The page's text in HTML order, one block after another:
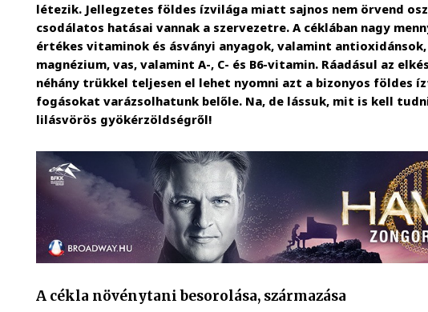
létezik. Jellegzetes földes ízvilága miatt sajnos nem örvend
csodálatos hatásai vannak a szervezetre. A céklában nagy
értékes vitaminok és ásványi anyagok, valamint
magnézium, vas, valamint A-, C- és B6-vitamin. Ráadásul az
néhány trükkel teljesen el lehet nyomni azt a bizonyos földes
fogásokat varázsolhatunk belőle. Na, de lássuk, mit is kell
lilásvörös gyökérzöldségről!
A cékla növénytani besorolása, származása